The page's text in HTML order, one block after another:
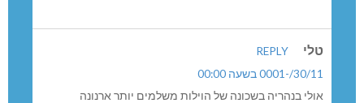
טלי
REPLY
30/11/-0001 בשעה 00:00
אולי בנהריה בשכונה של הוילות משלמים יותר ארנונה